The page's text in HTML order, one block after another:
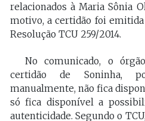
relacionados à Maria Sônia
motivo, a certidão foi
Resolução TCU 259/2014.
No comunicado, o
certidão de Soninha,
manualmente, não fica
só fica disponível a
autenticidade. Segundo o